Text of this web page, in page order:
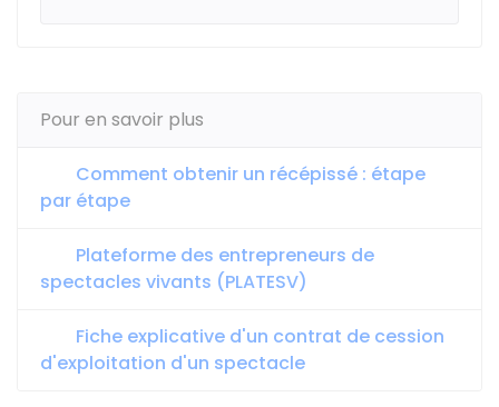
Pour en savoir plus
Comment obtenir un récépissé : étape
par étape
Plateforme des entrepreneurs de
spectacles vivants (PLATESV)
Fiche explicative d'un contrat de cession
d'exploitation d'un spectacle